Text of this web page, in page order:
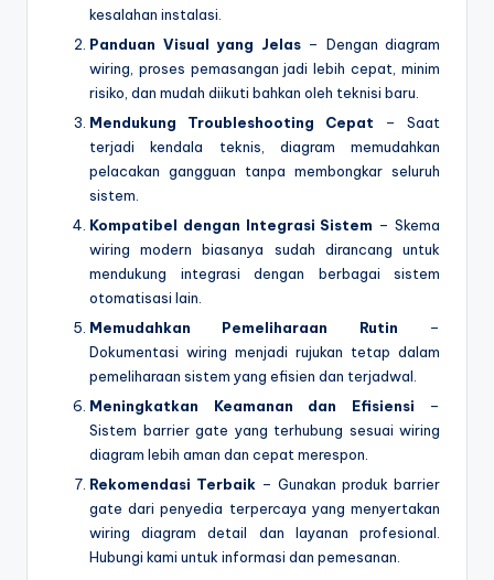
kesalahan instalasi.
Panduan Visual yang Jelas– Dengan diagram
wiring, proses pemasangan jadi lebih cepat, minim
risiko, dan mudah diikuti bahkan oleh teknisi baru.
Mendukung Troubleshooting Cepat – Saat
terjadi kendala teknis, diagram memudahkan
pelacakan gangguan tanpa membongkar seluruh
sistem.
Kompatibel dengan Integrasi Sistem – Skema
wiring modern biasanya sudah dirancang untuk
mendukung integrasi dengan berbagai sistem
otomatisasi lain.
Memudahkan Pemeliharaan Rutin –
Dokumentasi wiring menjadi rujukan tetap dalam
pemeliharaan sistem yang efisien dan terjadwal.
Meningkatkan Keamanan dan Efisiensi –
Sistem barrier gate yang terhubung sesuai wiring
diagram lebih aman dan cepat merespon.
Rekomendasi Terbaik – Gunakan produk barrier
gate dari penyedia terpercaya yang menyertakan
wiring diagram detail dan layanan profesional.
Hubungi kami untuk informasi dan pemesanan.